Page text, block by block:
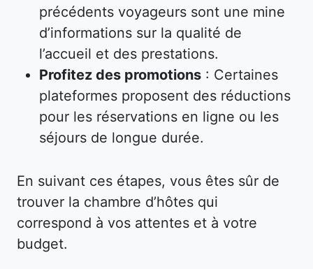
précédents voyageurs sont une mine
d’informations sur la qualité de
l’accueil et des prestations.
Profitez des promotions : Certaines
plateformes proposent des réductions
pour les réservations en ligne ou les
séjours de longue durée.
En suivant ces étapes, vous êtes sûr de
trouver la chambre d’hôtes qui
correspond à vos attentes et à votre
budget.